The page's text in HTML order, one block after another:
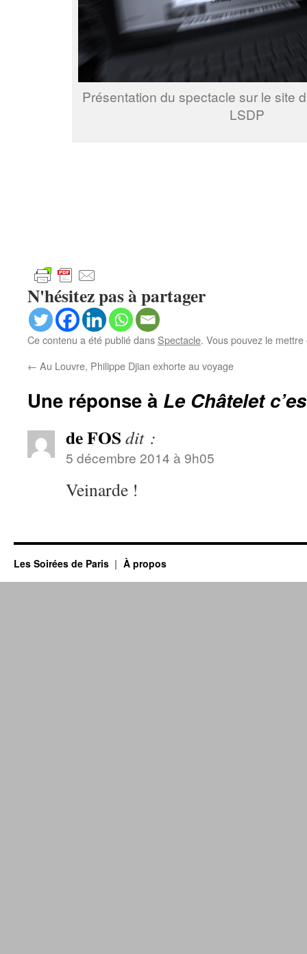
Présentation du spectacle sur le site
LSDP
N'hésitez pas à partager
Ce contenu a été publié dans Spectacle. Vous pouvez le
← Au Louvre, Philippe Djian exhorte au voyage
Une réponse à Le Châtelet
de FOS dit :
5 décembre 2014 à 9h05
Veinarde !
Les Soirées de Paris À propos